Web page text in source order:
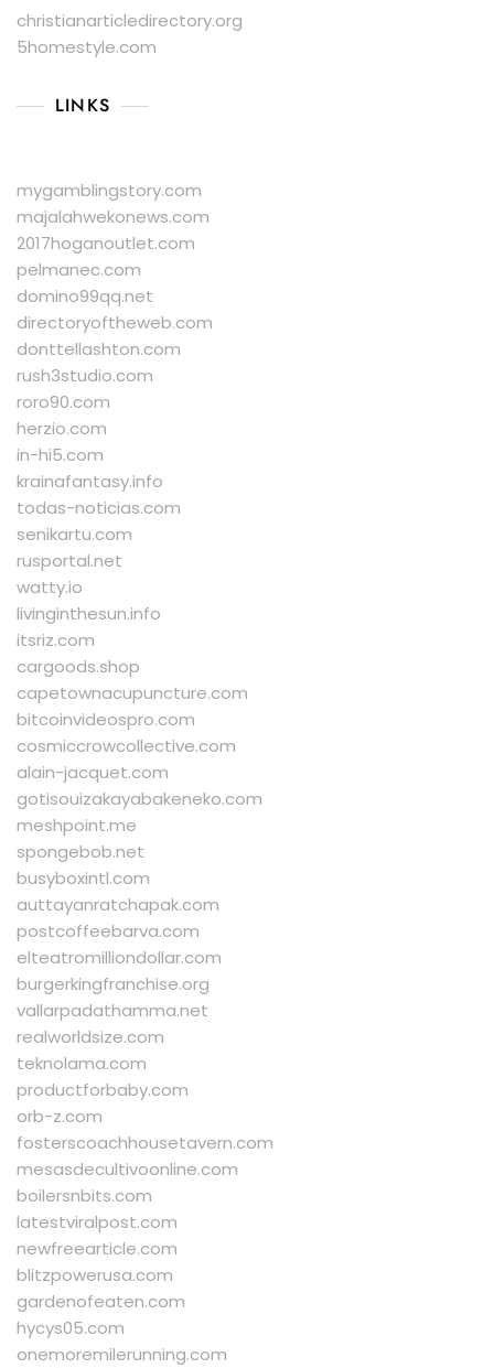
christianarticledirectory.org
5homestyle.com
LINKS
mygamblingstory.com
majalahwekonews.com
2017hoganoutlet.com
pelmanec.com
domino99qq.net
directoryoftheweb.com
donttellashton.com
rush3studio.com
roro90.com
herzio.com
in-hi5.com
krainafantasy.info
todas-noticias.com
senikartu.com
rusportal.net
watty.io
livinginthesun.info
itsriz.com
cargoods.shop
capetownacupuncture.com
bitcoinvideospro.com
cosmiccrowcollective.com
alain-jacquet.com
gotisouizakayabakeneko.com
meshpoint.me
spongebob.net
busyboxintl.com
auttayanratchapak.com
postcoffeebarva.com
elteatromilliondollar.com
burgerkingfranchise.org
vallarpadathamma.net
realworldsize.com
teknolama.com
productforbaby.com
orb-z.com
fosterscoachhousetavern.com
mesasdecultivoonline.com
boilersnbits.com
latestviralpost.com
newfreearticle.com
blitzpowerusa.com
gardenofeaten.com
hycys05.com
onemoremilerunning.com